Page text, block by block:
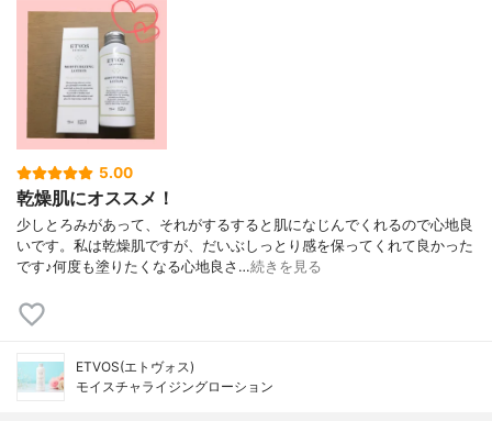
5.00
乾燥肌にオススメ！
少しとろみがあって、それがするすると肌になじんでくれるので心地良
いです。私は乾燥肌ですが、だいぶしっとり感を保ってくれて良かった
です♪何度も塗りたくなる心地良さ…続きを見る
ETVOS(エトヴォス)
モイスチャライジングローション